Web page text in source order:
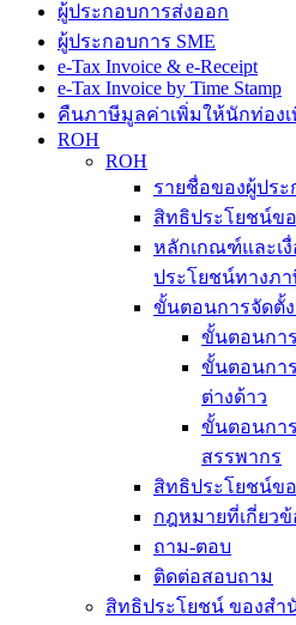
ผู้ประกอบการส่งออก
ผู้ประกอบการ SME
e-Tax Invoice & e-Receipt
e-Tax Invoice by Time Stamp
คืนภาษีมูลค่าเพิ่มให้นักท่องเ
ROH
ROH
รายชื่อของผู้ประ
สิทธิประโยชน์ข
หลักเกณฑ์และเ
ประโยชน์ทางภา
ขั้นตอนการจัดตั้
ขั้นตอนกา
ขั้นตอนกา
ต่างด้าว
ขั้นตอนกา
สรรพากร
สิทธิประโยชน์ข
กฎหมายที่เกี่ยวข้
ถาม-ตอบ
ติดต่อสอบถาม
สิทธิประโยชน์ ของส